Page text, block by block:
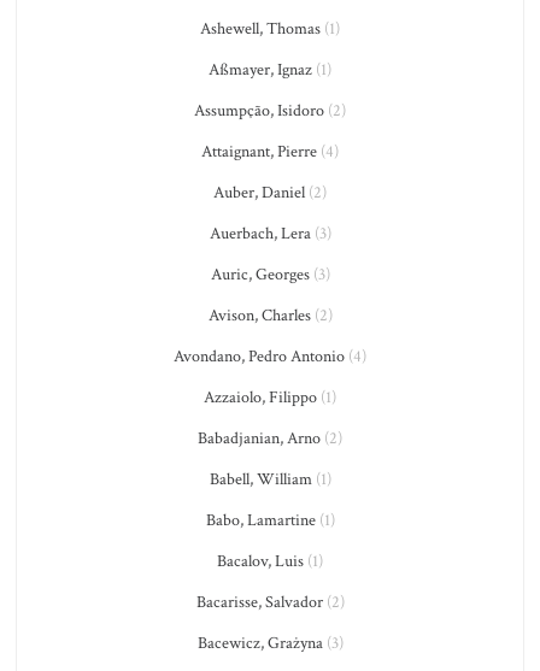
Ashewell, Thomas (1)
Aßmayer, Ignaz (1)
Assumpção, Isidoro (2)
Attaignant, Pierre (4)
Auber, Daniel (2)
Auerbach, Lera(3)
Auric, Georges(3)
Avison, Charles(2)
Avondano, Pedro Antonio (4)
Azzaiolo, Filippo (1)
Babadjanian, Arno (2)
Babell, William(1)
Babo, Lamartine(1)
Bacalov, Luis (1)
Bacarisse, Salvador(2)
Bacewicz, Grażyna(3)